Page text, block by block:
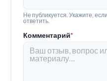
Не публикуется. Укажите,
ответить.
Комментарий*